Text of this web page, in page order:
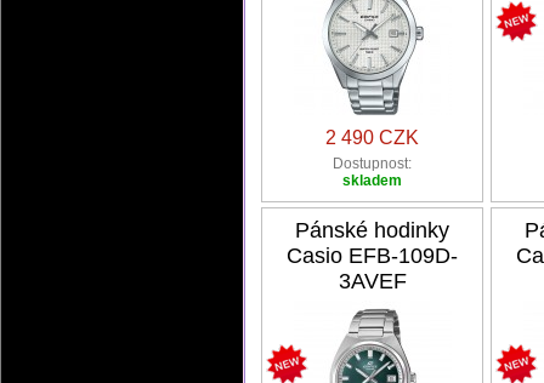
2 490 CZK
Dostupnost:
skladem
Pánské hodinky
Casio EFB-109D-
3AVEF